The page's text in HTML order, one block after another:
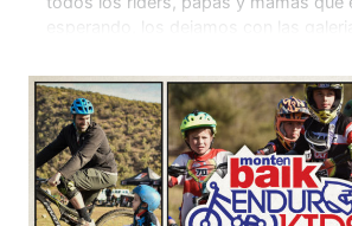
esperando, los dejamos con las
estrella de la casa, Jonatha Junge […]